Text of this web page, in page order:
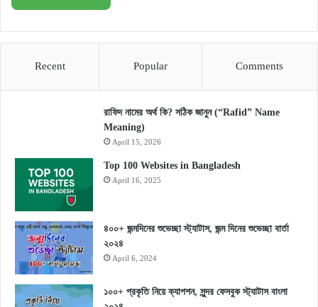
Recent Popular Comments
রাফিদ নামের অর্থ কি? সঠিক জানুন (“Rafid” Name
Meaning)
April 15, 2026
Top 100 Websites in Bangladesh
April 16, 2025
৪০০+ জন্মদিনের শুভেচ্ছা স্ট্যাটাস, জন্ম দিনের শুভেচ্ছা বার্তা
২০২৪
April 6, 2024
১০০+ প্রকৃতি নিয়ে ক্যাপশন, সুন্দর ফেসবুক স্ট্যাটাস বাংলা